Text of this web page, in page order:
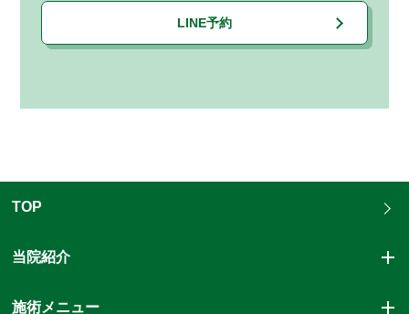
LINE予約
TOP
当院紹介
施術メニュー